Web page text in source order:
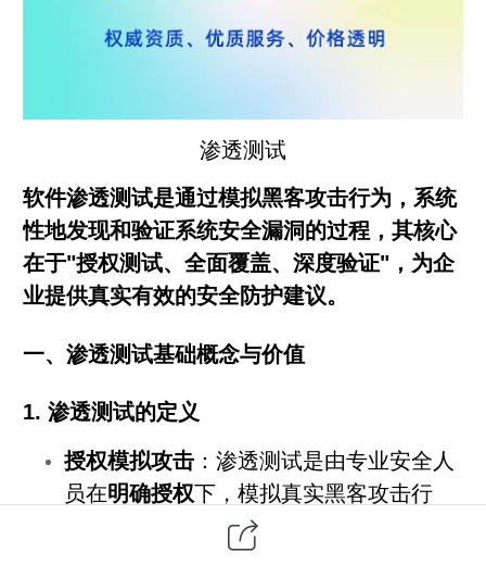
渗透测试
软件渗透测试是通过模拟黑客攻击行为，系统
性地发现和验证系统安全漏洞的过程，其核心
在于"授权测试、全面覆盖、深度验证"，为企
业提供真实有效的安全防护建议。
一、渗透测试基础概念与价值
1. 渗透测试的定义
授权模拟攻击：渗透测试是由专业安全人
员在明确授权下，模拟真实黑客攻击行
为，对目标系统进行安全评估的过程。